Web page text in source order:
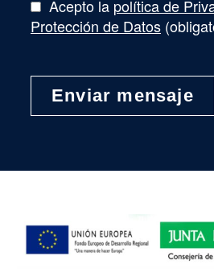
Acepto la política de
Protección de Datos